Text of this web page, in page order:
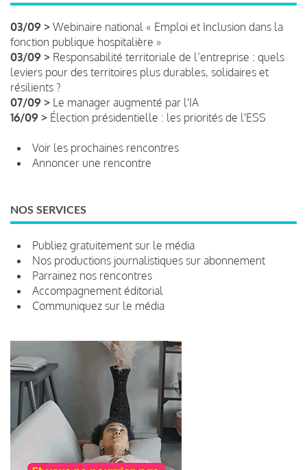
03/09 > Webinaire national « Emploi et Inclusion dans la
fonction publique hospitalière »
03/09 > Responsabilité territoriale de l’entreprise : quels
leviers pour des territoires plus durables, solidaires et
résilients ?
07/09 > Le manager augmenté par l'IA
16/09 > Élection présidentielle : les priorités de l'ESS
Voir les prochaines rencontres
Annoncer une rencontre
NOS SERVICES
Publiez gratuitement sur le média
Nos productions journalistiques sur abonnement
Parrainez nos rencontres
Accompagnement éditorial
Communiquez sur le média